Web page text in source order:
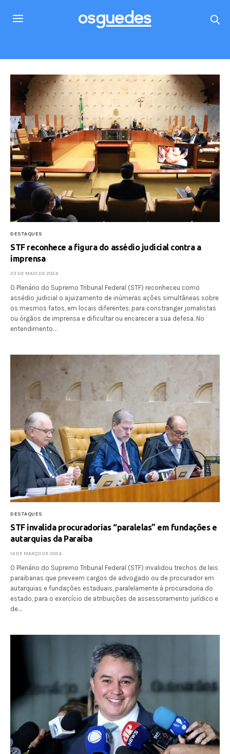
DESTAQUES
STF reconhece a figura do assédio judicial contra a
imprensa
23 DE MAIO DE 2024
O Plenário do Supremo Tribunal Federal (STF) reconheceu como
assédio judicial o ajuizamento de inúmeras ações simultâneas sobre
os mesmos fatos, em locais diferentes, para constranger jornalistas
ou órgãos de imprensa e dificultar ou encarecer a sua defesa. No
entendimento…
DESTAQUES
STF invalida procuradorias “paralelas” em fundações e
autarquias da Paraíba
14 DE MARÇO DE 2024
O Plenário do Supremo Tribunal Federal (STF) invalidou trechos de leis
paraibanas que preveem cargos de advogado ou de procurador em
autarquias e fundações estaduais, paralelamente à procuradoria do
estado, para o exercício de atribuições de assessoramento jurídico e
de…